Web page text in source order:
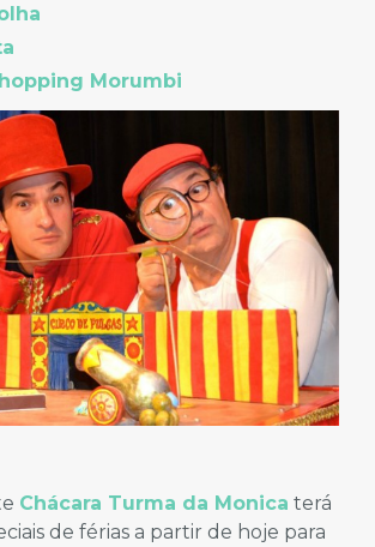
Morumbi
Chácara Turma da Monica terá
de férias a partir de hoje para